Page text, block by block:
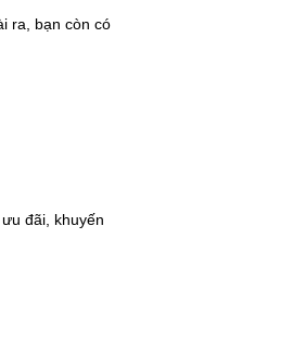
ra, bạn còn có
đãi, khuyến